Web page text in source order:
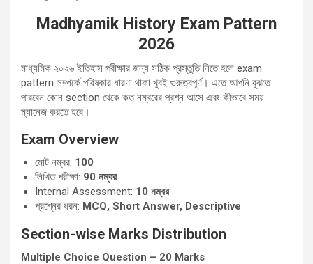
Madhyamik History Exam Pattern
2026
মাধ্যমিক ২০২৬ ইতিহাস পরীক্ষার জন্য সঠিক প্রস্তুতি নিতে হলে exam
pattern সম্পর্কে পরিষ্কার ধারণা থাকা খুবই গুরুত্বপূর্ণ। এতে আপনি বুঝতে
পারবেন কোন section থেকে কত নম্বরের প্রশ্ন আসে এবং কীভাবে সময়
ম্যানেজ করতে হবে।
Exam Overview
মোট নম্বর: 100
লিখিত পরীক্ষা: 90 নম্বর
Internal Assessment: 10 নম্বর
প্রশ্নের ধরন: MCQ, Short Answer, Descriptive
Section-wise Marks Distribution
Multiple Choice Question – 20 Marks